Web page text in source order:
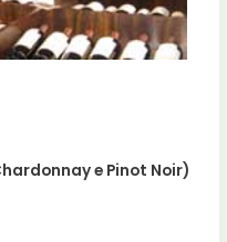
e Pinot Noir)